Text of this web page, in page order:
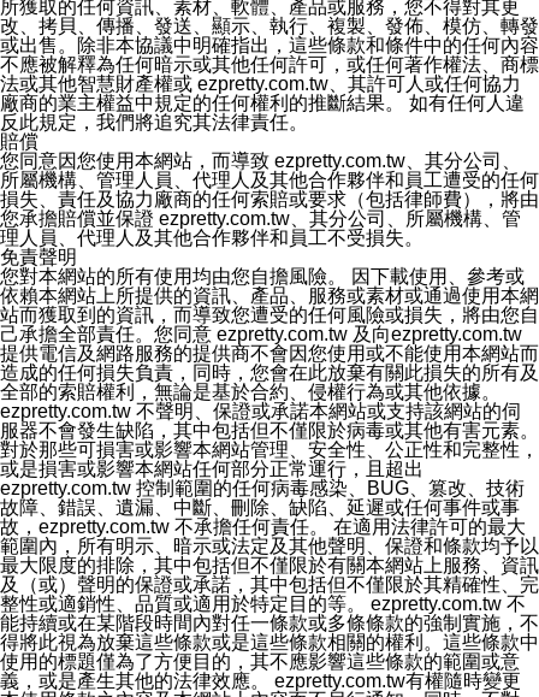
所獲取的任何資訊、素材、軟體、產品或服務，您不得對其更
改、拷貝、傳播、發送、顯示、執行、複製、發佈、模仿、轉發
或出售。除非本協議中明確指出，這些條款和條件中的任何內容
不應被解釋為任何暗示或其他任何許可，或任何著作權法、商標
法或其他智慧財產權或 ezpretty.com.tw、其許可人或任何協力
廠商的業主權益中規定的任何權利的推斷結果。 如有任何人違
反此規定，我們將追究其法律責任。
賠償
您同意因您使用本網站，而導致 ezpretty.com.tw、其分公司、
所屬機構、管理人員、代理人及其他合作夥伴和員工遭受的任何
損失、責任及協力廠商的任何索賠或要求（包括律師費），將由
您承擔賠償並保證 ezpretty.com.tw、其分公司、所屬機構、管
理人員、代理人及其他合作夥伴和員工不受損失。
免責聲明
您對本網站的所有使用均由您自擔風險。 因下載使用、參考或
依賴本網站上所提供的資訊、產品、服務或素材或通過使用本網
站而獲取到的資訊，而導致您遭受的任何風險或損失，將由您自
己承擔全部責任。您同意 ezpretty.com.tw 及向ezpretty.com.tw
提供電信及網路服務的提供商不會因您使用或不能使用本網站而
造成的任何損失負責，同時，您會在此放棄有關此損失的所有及
全部的索賠權利，無論是基於合約、侵權行為或其他依據。
ezpretty.com.tw 不聲明、保證或承諾本網站或支持該網站的伺
服器不會發生缺陷，其中包括但不僅限於病毒或其他有害元素。
對於那些可損害或影響本網站管理、安全性、公正性和完整性，
或是損害或影響本網站任何部分正常運行，且超出
ezpretty.com.tw 控制範圍的任何病毒感染、BUG、篡改、技術
故障、錯誤、遺漏、中斷、刪除、缺陷、延遲或任何事件或事
故，ezpretty.com.tw 不承擔任何責任。 在適用法律許可的最大
範圍內，所有明示、暗示或法定及其他聲明、保證和條款均予以
最大限度的排除，其中包括但不僅限於有關本網站上服務、資訊
及（或）聲明的保證或承諾，其中包括但不僅限於其精確性、完
整性或適銷性、品質或適用於特定目的等。 ezpretty.com.tw 不
能持續或在某階段時間內對任一條款或多條條款的強制實施，不
得將此視為放棄這些條款或是這些條款相關的權利。這些條款中
使用的標題僅為了方便目的，其不應影響這些條款的範圍或意
義，或是產生其他的法律效應。 ezpretty.com.tw有權隨時變更